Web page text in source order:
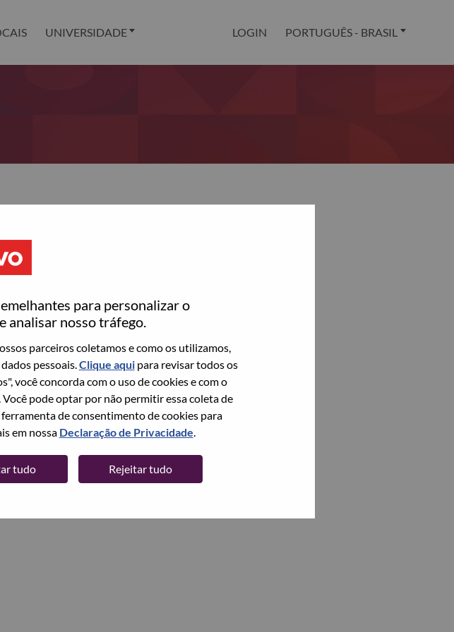
para personalizar o
analisar nosso tráfego.
parceiros coletamos e como os utilizamos,
pessoais. Clique aquipara revisar todos os
você concorda com o uso de cookies e com o
pode optar por não permitir essa coleta de
de consentimento de cookies para
em nossa Declaração de Privacidade
tudo Rejeitar tudo
UNIVERSIDADE LOGIN PORTUGUÊS - BRASIL
"Continue".